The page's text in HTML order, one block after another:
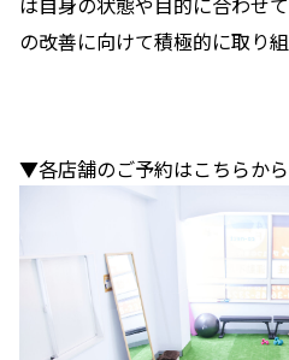
の改善に向けて積極的に取り
▼各店舗のご予約はこちらから